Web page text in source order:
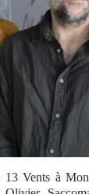
13 Vents à